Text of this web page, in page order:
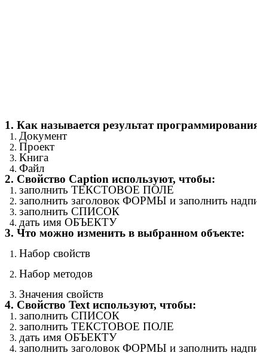
1. Как называется результат
Документ
Проект
Книга
Файл
2. Свойство Caption используют, чтобы:
заполнить ТЕКСТОВОЕ ПОЛЕ
заполнить заголовок ФОРМЫ и
заполнить СПИСОК
дать имя ОБЪЕКТУ
3. Что можно изменить в выбранном объекте:
Набор свойств
Набор методов
Значения свойств
4. Свойство Text используют, чтобы:
заполнить СПИСОК
заполнить ТЕКСТОВОЕ ПОЛЕ
дать имя ОБЪЕКТУ
заполнить заголовок ФОРМЫ и